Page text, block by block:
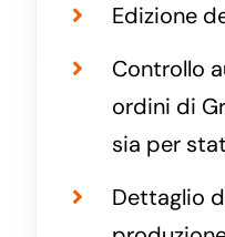
Edizione
Controllo
ordini di
sia per
Dettaglio